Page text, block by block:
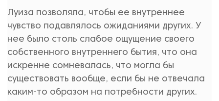
Луиза позволяла, чтобы ее внутреннее
чувство подавлялось ожиданиями других. У
нее было столь слабое ощущение своего
собственного внутреннего бытия, что она
искренне сомневалась, что могла бы
существовать вообще, если бы не отвечала
каким-то образом на потребности других.